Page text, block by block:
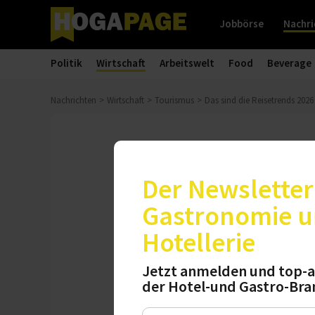
Jobbörse
Politik Wirtschaft Arbeitswelt Food Beverage
Nachrichten Wirtschaft Tourismus Das sind die Reisetrends 2026
Das sind die
Reisende wollen
Komfort und
Hoteliers?
Der
Gastronomie
Hotellerie
Jetzt anmelden und top-
der Hotel-und Gastro-